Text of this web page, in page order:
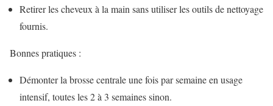
Retirer les cheveux à la main sans utiliser les outils de nettoyage
fournis.
Bonnes pratiques :
Démonter la brosse centrale une fois par semaine en usage
intensif, toutes les 2 à 3 semaines sinon.